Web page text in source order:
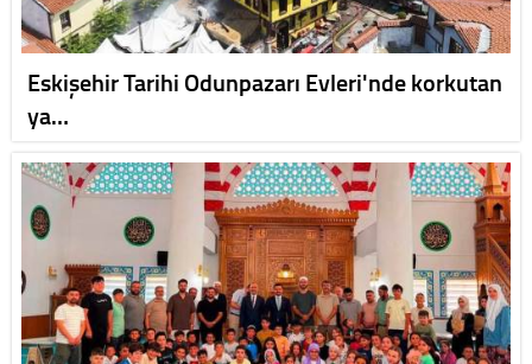
Eskişehir Tarihi Odunpazarı Evleri'nde korkutan
ya…